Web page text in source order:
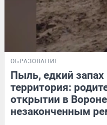
ОБРАЗОВАНИЕ
Пыль, едкий запах
территория:
открытии в
незаконченным